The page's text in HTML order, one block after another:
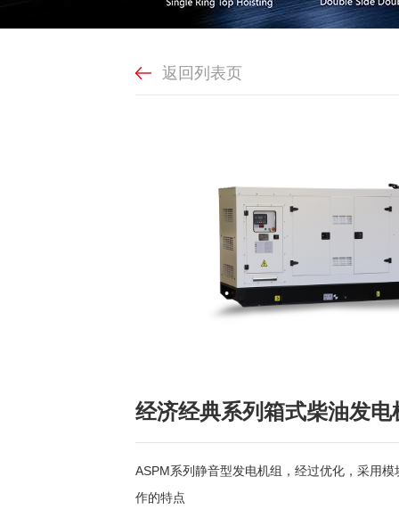
返回列表页
经济经典系列箱式柴油发电
ASPM系列静音型发电机组，经过优化，采用
作的特点